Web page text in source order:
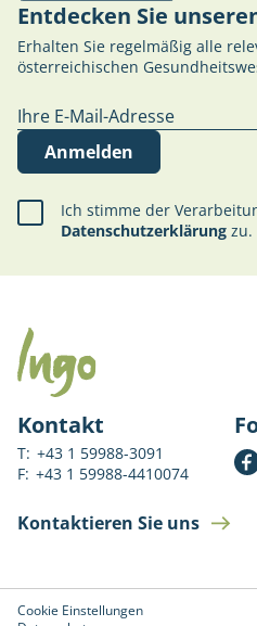
Entdecken Sie
Erhalten Sie regelmäßig alle
österreichischen
Anmelden
Ich stimme der
Datenschutzerklärung zu.
Kontakt
T: +43 1 59988-3091
F: +43 1 59988-4410074
Kontaktieren Sie uns
Cookie Einstellungen